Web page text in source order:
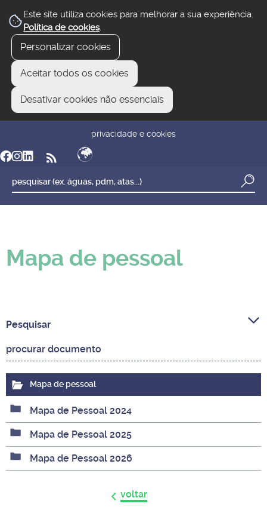
Este site utiliza cookies para melhorar a sua experiência.
Política de cookies.
Personalizar cookies
Aceitar todos os cookies
Desativar cookies não essenciais
privacidade e cookies
Mapa de pessoal
Pesquisar
Mapa de pessoal
Mapa de Pessoal 2024
Mapa de Pessoal 2025
Mapa de Pessoal 2026
voltar